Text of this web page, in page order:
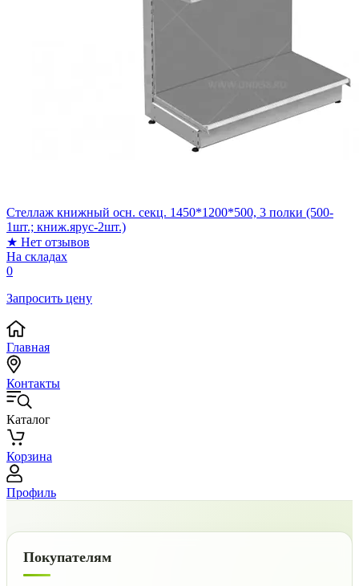
Стеллаж книжный осн. секц. 1450*1200*500, 3 полки (500-
1шт.; книж.ярус-2шт.)
★ Нет отзывов
На складах
0
Запросить цену
Главная
Контакты
Каталог
Корзина
Профиль
Покупателям